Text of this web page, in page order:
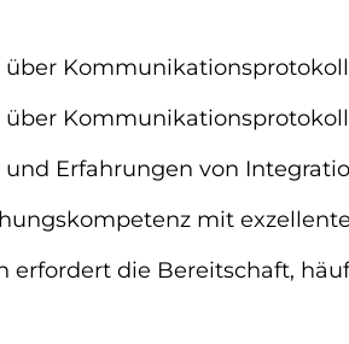
über
und Erfahrungen von
mit
erfordert die Bereitschaft,